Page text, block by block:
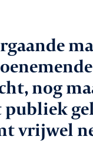
nog
vrijwel